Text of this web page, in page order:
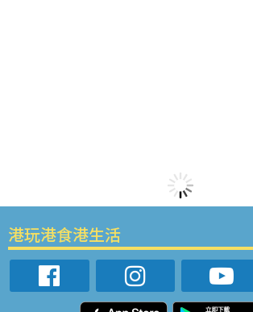
港玩港食港生活